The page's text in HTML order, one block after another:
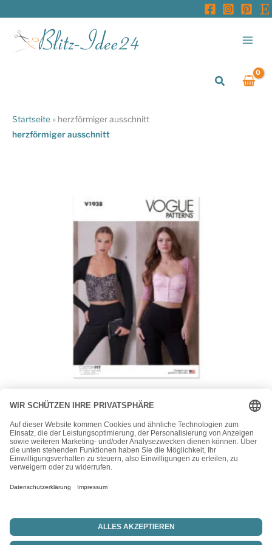
springen
Suchen
Startseite » herzförmiger ausschnitt
herzförmiger ausschnitt
Vogue
Vogue Schnittmuster – V1938 – Oberteil – Corsage mit
Ärmel
24,00€